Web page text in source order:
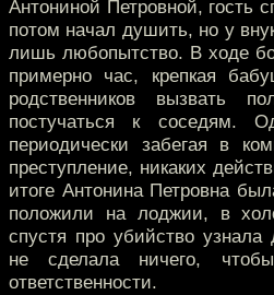
Антониной Петровной, гость
потом начал душить, но у
лишь любопытство. В ходе
примерно час, крепкая
родственников вызвать
постучаться к соседям.
периодически забегая в
преступление, никаких
итоге Антонина Петровна
положили на лоджии, в
спустя про убийство
не сделала ничего,
ответственности.